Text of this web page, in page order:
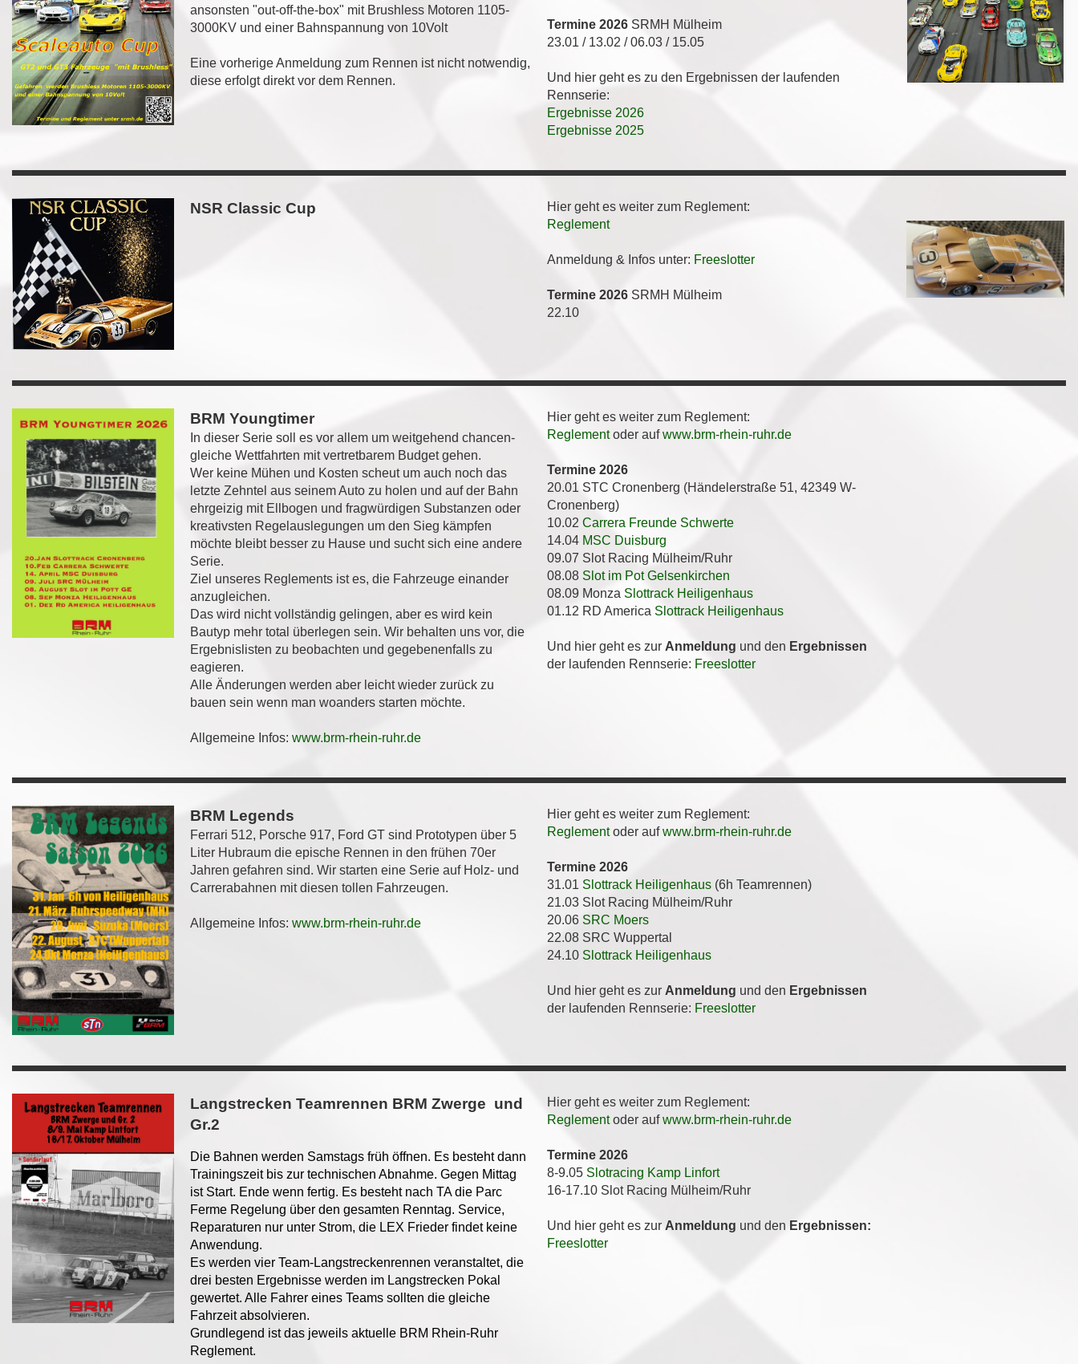
ansonsten "out-off-the-box" mit Brushless Motoren 1105-
3000KV und einer Bahnspannung von 10Volt
Eine vorherige Anmeldung zum Rennen ist nicht notwendig,
diese erfolgt direkt vor dem Rennen.
Termine 2026 SRMH Mülheim
23.01 / 13.02 / 06.03 / 15.05
Und hier geht es zu den Ergebnissen der laufenden
Rennserie:
Ergebnisse 2026
Ergebnisse 2025
NSR Classic Cup
Hier geht es weiter zum Reglement:
Reglement
Anmeldung & Infos unter: Freeslotter
Termine 2026 SRMH Mülheim
22.10
BRM Youngtimer
In dieser Serie soll es vor allem um weitgehend chancen-
gleiche Wettfahrten mit vertretbarem Budget gehen.
Wer keine Mühen und Kosten scheut um auch noch das
letzte Zehntel aus seinem Auto zu holen und auf der Bahn
ehrgeizig mit Ellbogen und fragwürdigen Substanzen oder
kreativsten Regelauslegungen um den Sieg kämpfen
möchte bleibt besser zu Hause und sucht sich eine andere
Serie.
Ziel unseres Reglements ist es, die Fahrzeuge einander
anzugleichen.
Das wird nicht vollständig gelingen, aber es wird kein
Bautyp mehr total überlegensein. Wir behalten uns vor, die
Ergebnislisten zu beobachten und gegebenenfalls zu
eagieren.
AlleÄnderungen werden aber leicht wieder zurück zu
bauen sein wenn man woanders starten möchte.
Allgemeine Infos:www.brm-rhein-ruhr.de
Hier geht es weiter zum Reglement:
Reglementoder aufwww.brm-rhein-ruhr.de
Termine 2026
20.01 STC Cronenberg (Händelerstraße 51, 42349 W-
Cronenberg)
10.02 Carrera Freunde Schwerte
14.04 MSC Duisburg
09.07 Slot Racing Mülheim/Ruhr
08.08 Slot im Pot Gelsenkirchen
08.09 Monza Slottrack Heiligenhaus
01.12 RD America Slottrack Heiligenhaus
Und hier geht es zur Anmeldung und den Ergebnissen
der laufenden Rennserie: Freeslotter
BRM Legends
Ferrari 512, Porsche 917, Ford GT sind Prototypen über 5
Liter Hubraum die epische Rennen in den frühen 70er
Jahren gefahren sind. Wir starten eine Serie auf Holz- und
Carrerabahnen mit diesen tollen Fahrzeugen.
Allgemeine Infos:www.brm-rhein-ruhr.de
Hier geht es weiter zum Reglement:
Reglementoder aufwww.brm-rhein-ruhr.de
Termine 2026
31.01 Slottrack Heiligenhaus(6h Teamrennen)
21.03 Slot Racing Mülheim/Ruhr
20.06 SRC Moers
22.08 SRC Wuppertal
24.10 Slottrack Heiligenhaus
Und hier geht es zur Anmeldung und den Ergebnissen
der laufenden Rennserie: Freeslotter
Langstrecken Teamrennen BRM Zwerge und
Gr.2
Die Bahnen werden Samstags früh öffnen. Es besteht dann
Trainingszeit bis zur technischen Abnahme. Gegen Mittag
ist Start. Ende wenn fertig. Es besteht nach TA die Parc
Ferme Regelung über den gesamten Renntag. Service,
Reparaturen nur unter Strom, die LEX Frieder findet keine
Anwendung.
Es werden vier Team-Langstreckenrennen veranstaltet, die
drei besten Ergebnisse werden im Langstrecken Pokal
gewertet. Alle Fahrer eines Teams sollten die gleiche
Fahrzeit absolvieren.
Grundlegend ist das jeweils aktuelle BRM Rhein-Ruhr
Reglement.
Hier geht es weiter zum Reglement:
Reglementoder aufwww.brm-rhein-ruhr.de
Termine 2026
8-9.05 Slotracing Kamp Linfort
16-17.10 Slot Racing Mülheim/Ruhr
Und hier geht es zur Anmeldung und den Ergebnissen:
Freeslotter